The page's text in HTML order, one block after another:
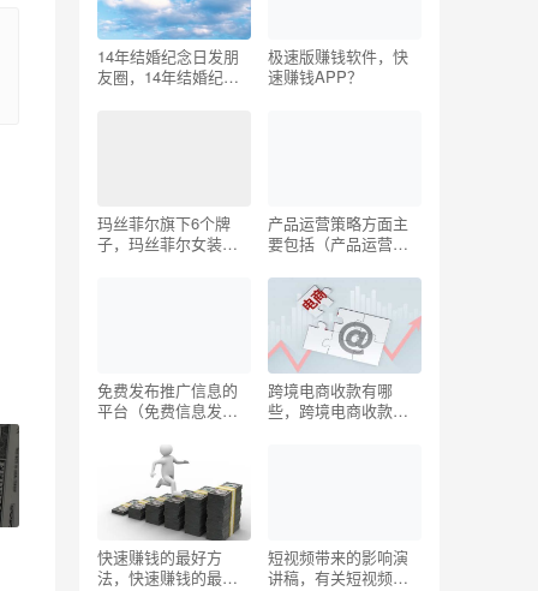
14年结婚纪念日发朋
友圈，14年结婚纪念
极速版赚钱软件，快
速赚钱APP？
玛丝菲尔旗下6个牌
子，玛丝菲尔女装是
产品运营策略方面主
要包括（产品运营工
免费发布推广信息的
平台（免费信息发布
跨境电商收款有哪
些，跨境电商收款有
快速赚钱的最好方
法，快速赚钱的最好
短视频带来的影响演
讲稿，有关短视频的